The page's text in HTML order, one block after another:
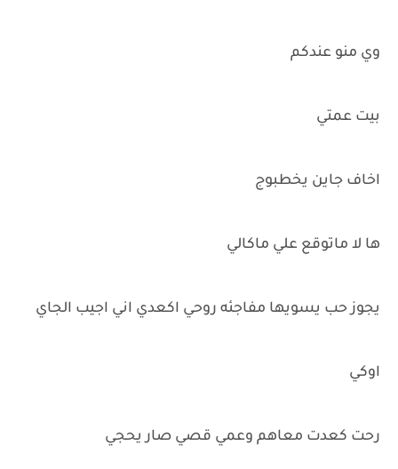
وي منو عندكم
بيت عمتي
اخاف جاين يخطبوج
ها لا ماتوقع علي ماكالي
يجوز حب يسويها مفاجئه روحي اكعدي اني اجيب الجاي
اوكي
رحت كعدت معاهم وعمي قصي صار يحجي